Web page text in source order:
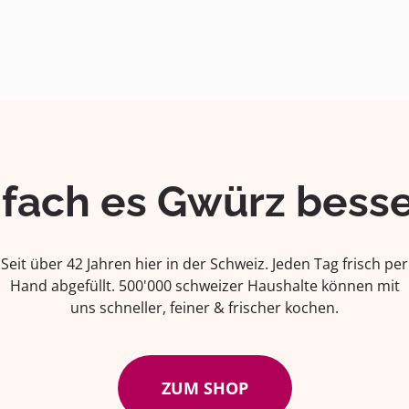
es Gwürz
Seit über 42 Jahren hier in der Schweiz. Jeden Tag frisch per
Hand abgefüllt. 500'000 schweizer Haushalte können mit
uns schneller, feiner & frischer kochen.
ZUM SHOP